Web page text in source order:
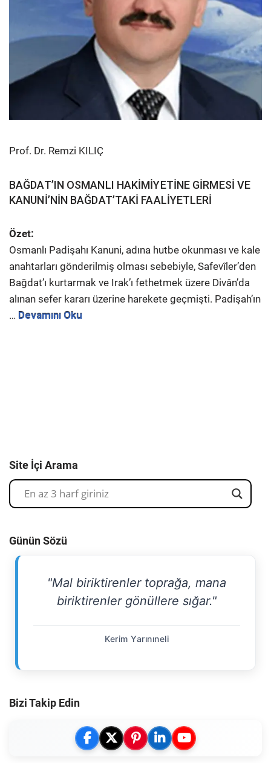
Prof. Dr. Remzi KILIÇ
BAĞDAT’IN OSMANLI HAKİMİYETİNE GİRMESİ VE
KANUNİ’NİN BAĞDAT’TAKİ FAALİYETLERİ
Özet:
Osmanlı Padişahı Kanuni, adına hutbe okunması ve kale
anahtarları gönderilmiş olması sebebiyle, Safevîler’den
Bağdat’ı kurtarmak ve Irak’ı fethetmek üzere Divân’da
alınan sefer kararı üzerine harekete geçmişti. Padişah’ın
… Devamını Oku
Site İçi Arama
Günün Sözü
"Mal biriktirenler toprağa, mana
biriktirenler gönüllere sığar."
Kerim Yarınıneli
Bizi Takip Edin